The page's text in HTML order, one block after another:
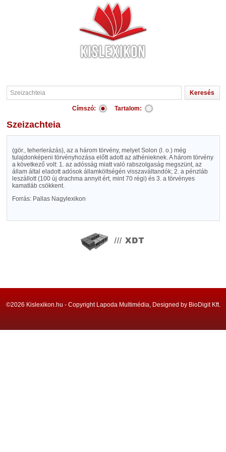
Címszó: Tartalom:
Szeizachteia
(gör., teherlerázás), az a három törvény, melyet Solon (l. o.) még
tulajdonképeni törvényhozása előtt adott az athénieknek. A három törvény
a következő volt: 1. az adósság miatt való rabszolgaság megszünt, az
állam által eladott adósok államköltségén visszaváltandók; 2. a pénzláb
leszállott (100 új drachma annyit ért, mint 70 régi) és 3. a törvényes
kamatláb csökkent.
Forrás: Pallas Nagylexikon
©2026 Kislexikon.hu - Copyright Lapoda Multimédia, Designed by BioDigit Kft.